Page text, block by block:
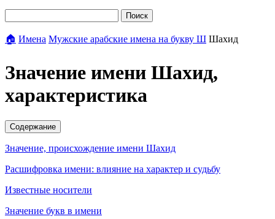
Поиск
🏠 Имена Мужские арабские имена на букву Ш Шахид
Значение имени Шахид,
характеристика
Содержание
Значение, происхождение имени Шахид
Расшифровка имени: влияние на характер и судьбу
Известные носители
Значение букв в имени